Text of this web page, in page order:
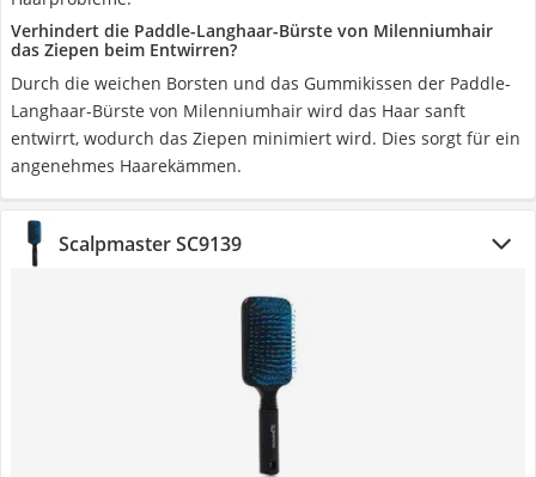
Verhindert die Paddle-Langhaar-Bürste von Milenniumhair
das Ziepen beim Entwirren?
Durch die weichen Borsten und das Gummikissen der Paddle-
Langhaar-Bürste von Milenniumhair wird das Haar sanft
entwirrt, wodurch das Ziepen minimiert wird. Dies sorgt für ein
angenehmes Haarekämmen.
Scalpmaster SC9139